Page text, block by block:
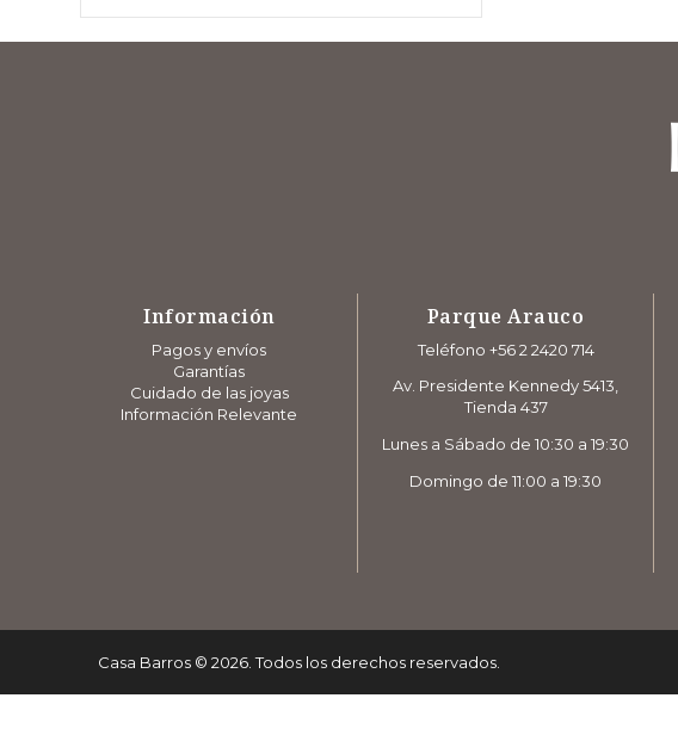
Información
Pagos y envíos
Garantías
Cuidado de las joyas
Información Relevante
Parque Arauco
Teléfono +56 2 2420 714
Av. Presidente Kennedy 5413,
Tienda 437
Lunes a Sábado de 10:30 a 19:30
Domingo de 11:00 a 19:30
Casa Barros© 2026. Todos los derechos reservados.